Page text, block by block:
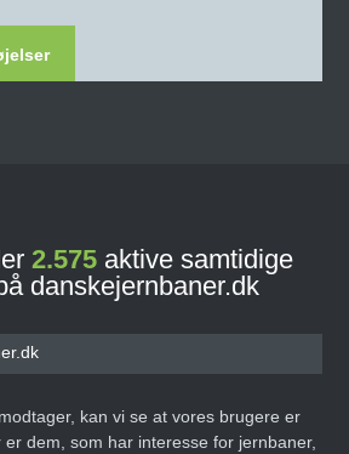
2.575aktive samtidige
danskejernbaner.dk
kan vi se at vores brugere er
dem, som har interesse for jernbaner,